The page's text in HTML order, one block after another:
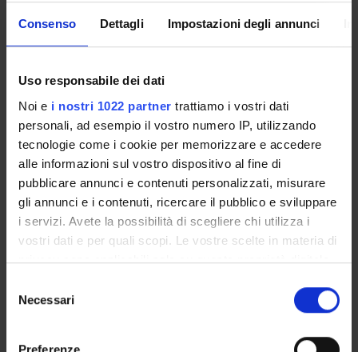
Consenso Dettagli Impostazioni degli annunci
Uso responsabile dei dati
Noi e i nostri 1022 partner trattiamo i vostri dati
personali, ad esempio il vostro numero IP, utilizzando
tecnologie come i cookie per memorizzare e accedere
alle informazioni sul vostro dispositivo al fine di
pubblicare annunci e contenuti personalizzati, misurare
gli annunci e i contenuti, ricercare il pubblico e sviluppare
i servizi. Avete la possibilità di scegliere chi utilizza i
vostri dati e per quali scopi. Le vostre scelte in materia di
privacy sono applicabili solo su questa proprietà digitale
modificare o revocare il proprio consenso in qualsiasi
momento dalla Dichiarazione sui cookie o facendo clic
delNecessari
Presentazione
Come iscriversi
Insegnamenti
Orario lezioni
Piani didattici
Calendario esami
Bacheca avvisi
Organi collegiali e di governo
Documenti
OFFERTA FORMATIVA
CORSI DI STUDIO
SUPERIORE